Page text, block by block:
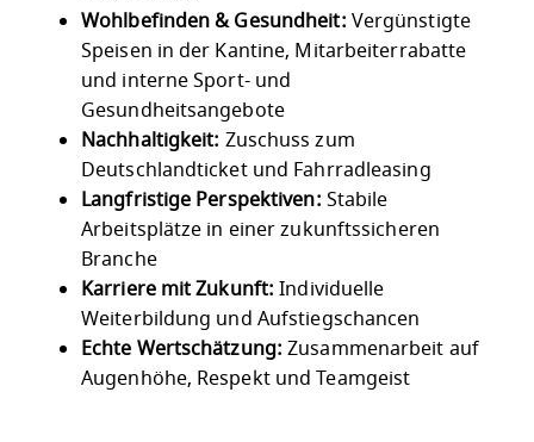
Wohlbefinden & Gesundheit: Vergünstigte
Speisen in der Kantine, Mitarbeiterrabatte
und interne Sport- und
Gesundheitsangebote
Nachhaltigkeit: Zuschuss zum
Deutschlandticket und Fahrradleasing
Langfristige Perspektiven: Stabile
Arbeitsplätze in einer zukunftssicheren
Branche
Karriere mit Zukunft:Individuelle
Weiterbildung und Aufstiegschancen
Echte Wertschätzung: Zusammenarbeit auf
Augenhöhe, Respekt und Teamgeist